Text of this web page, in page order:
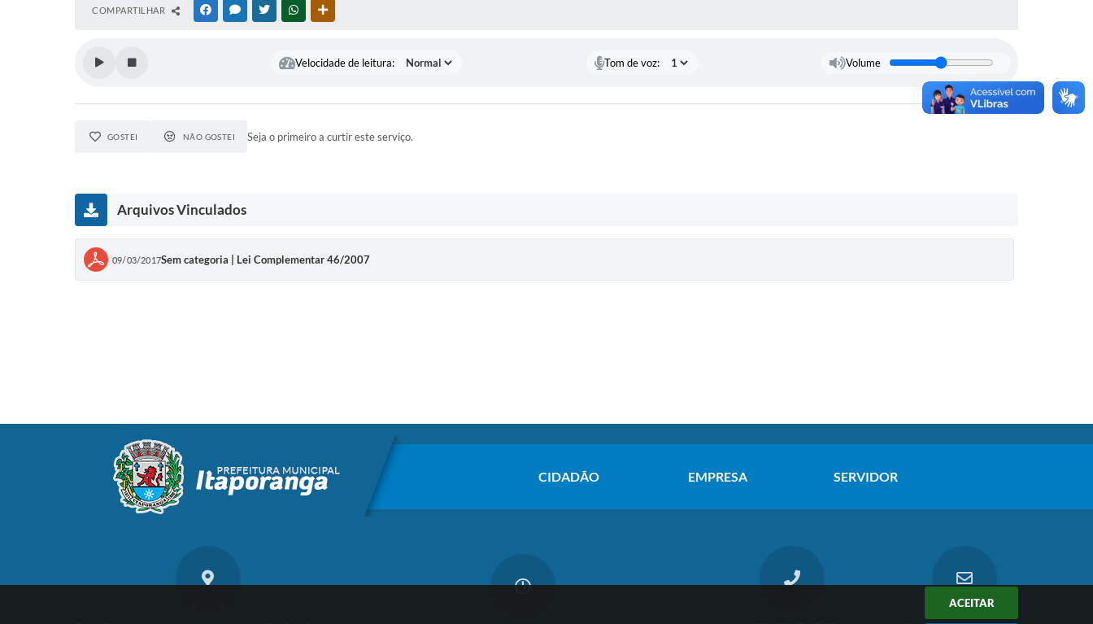
ACEITAR
COMPARTILHAR FACEBOOKMESSENGER
TWITTERWHATSAPP
Velocidade de leitura: Tom de voz: Volume
GOSTEI NÃO GOSTEI Seja o primeiro a curtir este serviço.
Arquivos Vinculados
09/03/2017Sem categoria | Lei Complementar 46/2007
CIDADÃO EMPRESA SERVIDOR